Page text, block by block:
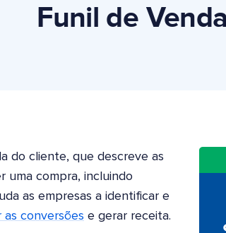
Funil de
do cliente, que descreve as
uma compra, incluindo
as empresas a identificar e
as conversões e gerar receita.